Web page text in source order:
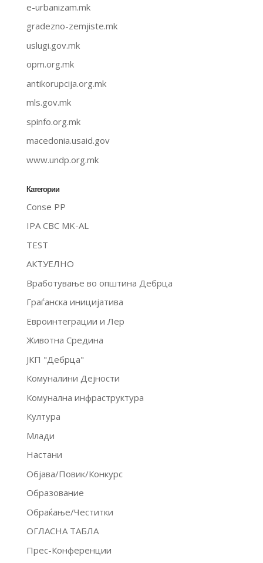
e-urbanizam.mk
gradezno-zemjiste.mk
uslugi.gov.mk
opm.org.mk
antikorupcija.org.mk
mls.gov.mk
spinfo.org.mk
macedonia.usaid.gov
www.undp.org.mk
Категории
Conse PP
IPA CBC MK-AL
TEST
АКТУЕЛНО
Вработување во општина Дебрца
Граѓанска иницијатива
Евроинтеграции и Лер
Животна Средина
ЈКП "Дебрца"
Комуналини Дејности
Комунална инфраструктура
Култура
Млади
Настани
Објава/Повик/Конкурс
Образование
Обраќање/Честитки
ОГЛАСНА ТАБЛА
Прес-Конференции